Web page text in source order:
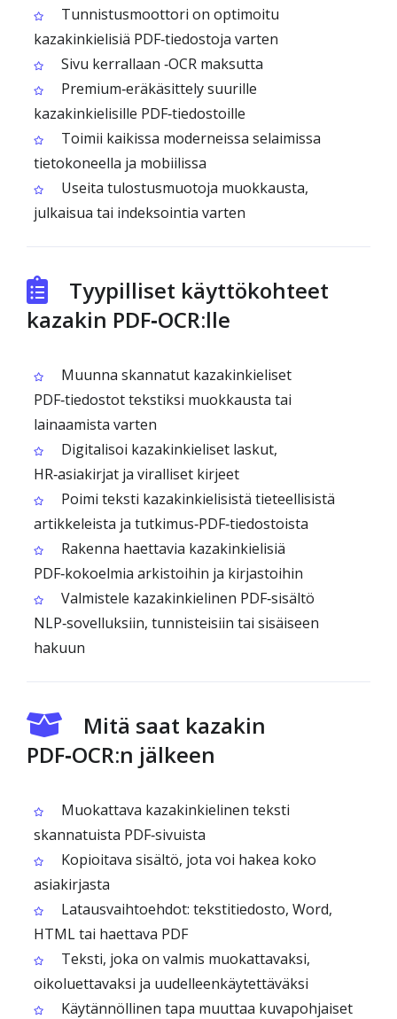
Tunnistusmoottori on optimoitu
kazakinkielisiä PDF‑tiedostoja varten
Sivu kerrallaan ‑OCR maksutta
Premium‑eräkäsittely suurille
kazakinkielisille PDF‑tiedostoille
Toimii kaikissa moderneissa selaimissa
tietokoneella ja mobiilissa
Useita tulostusmuotoja muokkausta,
julkaisua tai indeksointia varten
Tyypilliset käyttökohteet
kazakin PDF‑OCR:lle
Muunna skannatut kazakinkieliset
PDF‑tiedostot tekstiksi muokkausta tai
lainaamista varten
Digitalisoi kazakinkieliset laskut,
HR‑asiakirjat ja viralliset kirjeet
Poimi teksti kazakinkielisistä tieteellisistä
artikkeleista ja tutkimus‑PDF‑tiedostoista
Rakenna haettavia kazakinkielisiä
PDF‑kokoelmia arkistoihin ja kirjastoihin
Valmistele kazakinkielinen PDF‑sisältö
NLP‑sovelluksiin, tunnisteisiin tai sisäiseen
hakuun
Mitä saat kazakin
PDF‑OCR:n jälkeen
Muokattava kazakinkielinen teksti
skannatuista PDF‑sivuista
Kopioitava sisältö, jota voi hakea koko
asiakirjasta
Latausvaihtoehdot: tekstitiedosto, Word,
HTML tai haettava PDF
Teksti, joka on valmis muokattavaksi,
oikoluettavaksi ja uudelleenkäytettäväksi
Käytännöllinen tapa muuttaa kuvapohjaiset